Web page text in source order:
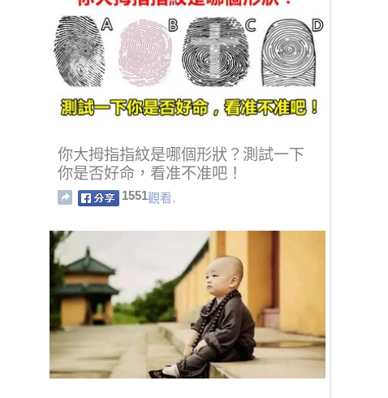
你大拇指指紋是哪個形狀？測試一下
你是否好命，看准不准吧！
1551觀看.